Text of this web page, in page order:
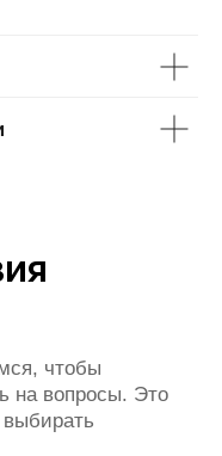
чтобы
на вопросы. Это